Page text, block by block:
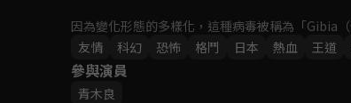
因為變化形態的多樣化，這種病毒被稱為「Gibia
友情
科幻 恐怖 格鬥 日本 熱血 王道
參與演員
青木良